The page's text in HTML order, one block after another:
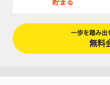
貯まる
一歩を踏み出
無料